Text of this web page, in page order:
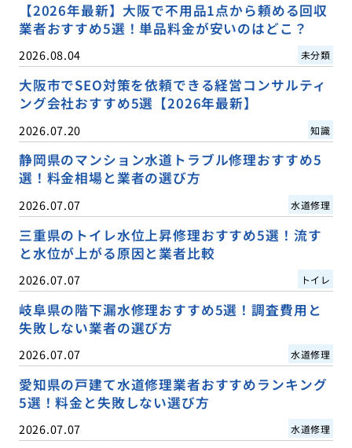
【2026年最新】大阪で不用品1点から頼める回収
業者おすすめ5選！単品料金が安いのはどこ？
2026.08.04 未分類
大阪市でSEO対策を依頼できる経営コンサルティ
ング会社おすすめ5選【2026年最新】
2026.07.20 知識
静岡県のマンション水道トラブル修理おすすめ5
選！料金相場と業者の選び方
2026.07.07 水道修理
三重県のトイレ水位上昇修理おすすめ5選！流す
と水位が上がる原因と業者比較
2026.07.07 トイレ
岐阜県の階下漏水修理おすすめ5選！調査費用と
失敗しない業者の選び方
2026.07.07 水道修理
愛知県の戸建て水道修理業者おすすめランキング
5選！料金と失敗しない選び方
2026.07.07 水道修理